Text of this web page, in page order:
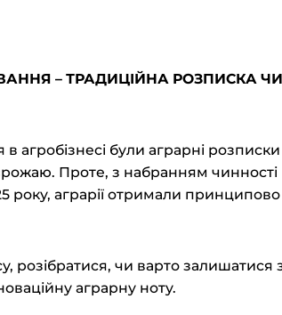
– ТРАДИЦІЙНА РОЗПИСКА ЧИ
агробізнесі були аграрні розписки
Проте, з набранням чинності
року, аграрії отримали принципово
розібратися, чи варто залишатися
аграрну ноту.